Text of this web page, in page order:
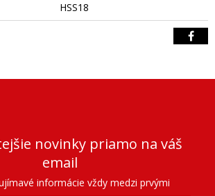
HSS18
novinky priamo na váš
email
informácie vždy medzi prvými